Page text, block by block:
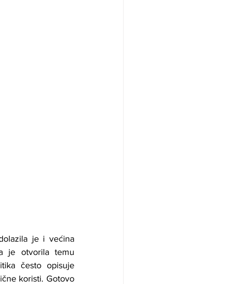
je i većina
je otvorila temu
često opisuje
koristi. Gotovo